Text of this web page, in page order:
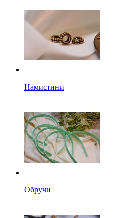
Намистини
Обручи